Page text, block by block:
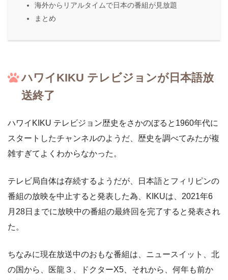
海外からリアルタイムで日本の番組が見放題
まとめ
ハワイKIKU テレビジョンが日本語放
送終了
ハワイKIKU テレビジョン歴史をさかのぼると1960年代に
スタートしたチャンネルのようだ、歴史を調べてみたが複
雑すぎてよくわからなかった。
テレビ局自体は存続するようだが、日本語とフィリピンの
番組の放映を中止すると発表した為、KIKUは、2021年6
月28日までに放映中の番組の最終回を完了すると発表され
た。
ちなみに現在放送中のおもな番組は、ニュースイット、北
の国から、医龍３、ドクターX5、それから、何年も前か